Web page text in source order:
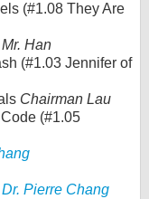
(#1.08 They Are
Mr. Han
(#1.03 Jennifer of
Chairman Lau
(#1.05
Dr. Pierre Chang